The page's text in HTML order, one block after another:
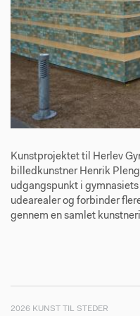
Kunstprojektet til Herlev
billedkunstner Henrik
udgangspunkt i
udearealer og forbinder
gennem en samlet
2026 KUNST TIL STEDER